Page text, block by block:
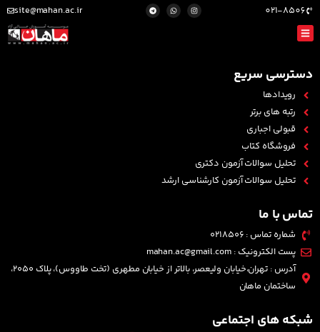
021-8506
site@mahan.ac.ir
دسترسی سریع
رویدادها
رتبه های برتر
قبولی اجباری
فروشگاه کتاب
تحلیل سوالات آزمون دکتری
تحلیل سوالات آزمون کارشناسی ارشد
تماس با ما
شماره تماس : 0218506
پست الکترونیک : mahan.ac@gmail.com
آدرس : تهران،خیابان ولیعصر، بالاتر از خیابان مطهری (تخت طاووس)، پلاک 2050،
ساختمان ماهان
شبکه های اجتماعی